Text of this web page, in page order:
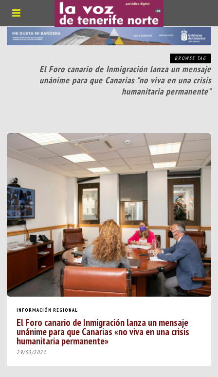
BROWSE TAG
El Foro canario de Inmigración lanza un mensaje
unánime para que Canarias "no viva en una crisis
humanitaria permanente"
INFORMACIÓN REGIONAL
El Foro canario de Inmigración lanza un mensaje
unánime para que Canarias «no viva en una crisis
humanitaria permanente»
29/03/2021